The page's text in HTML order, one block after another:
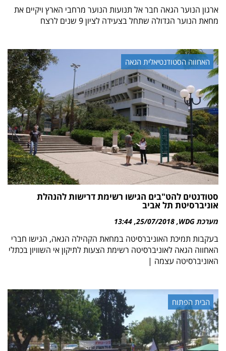
ארגון הנוער הגאה חבר אל תנועות הנוער מרחבי הארץ ויקיים את
מחאת הנוער הגדולה שתחל בצעידה לציון 9 שנים לרצח
האחווה הסטודנטיאלית הגאה
סטודנטים להט"בים הגישו רשימת דרישות להנהלת
אוניברסיטת תל אביב
מערכת WDG 25/07/2018
13:44
בעקבות תמיכת האוניברסיטה במחאת הקהילה הגאה, הגישו חברי
האחווה הגאה לאוניברסיטה רשימת הצעות לתיקון אי השוויון בכתלי
האוניברסיטה עצמה |
הבית הפתוח